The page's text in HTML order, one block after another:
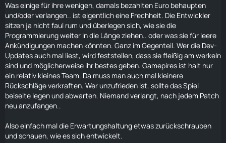
Was einige für ihre wenigen, damals bezahlten Euro behaupten
und/oder verlangen.. ist eigentlich eine Frechheit. Die Entwickler
sitzen ja nicht faul rum und überlegen sich, wie sie die
Programmierung weiter in die Länge ziehen.. oder was sie für leere
Ankündigungen machen könnten. Ganz im Gegenteil. Wer die Dev-
Updates auch mal liest, wird feststellen, dass sie fleißig am werkeln
sind und möglicherweise ihr bestes geben. Gamepires ist halt nur
ein relativ kleines Team. Da muss man auch mal kleinere
Rückschläge verkraften. Wer unzufrieden ist, sollte das Spiel
beiseite legen und abwarten. Niemand verlangt, nach jedem Patch
neu anzufangen..
Also einfach mal die Erwartungshaltung etwas zurückschrauben
und schauen, wie es sich entwickelt.